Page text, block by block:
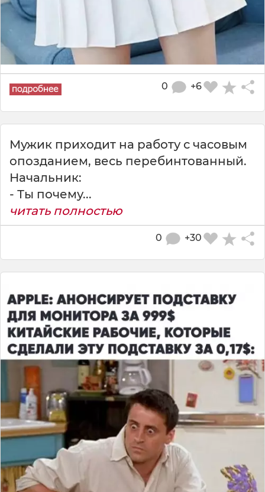
+6
0
Мужик приходит на работу с часовым
опозданием, весь перебинтованный.
Начальник:
- Ты почему...
читать полностью
+30
0